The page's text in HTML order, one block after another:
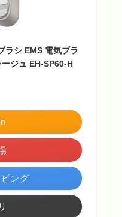
ラシ EMS 電気ブラ
ジュ EH-SP60-H
ング